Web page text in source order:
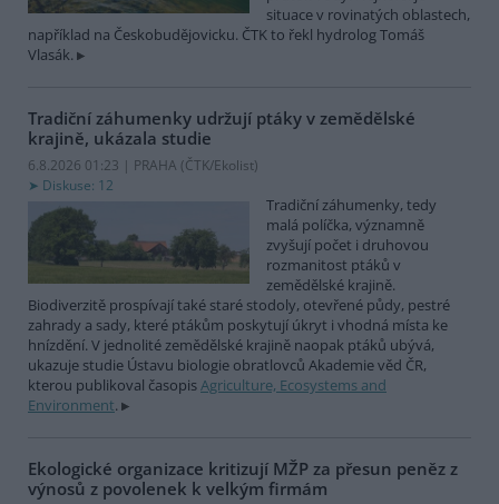
situace v rovinatých oblastech,
například na Českobudějovicku. ČTK to řekl hydrolog Tomáš
Vlasák.
Tradiční záhumenky udržují ptáky v zemědělské
krajině, ukázala studie
6.8.2026 01:23 | PRAHA (ČTK/Ekolist)
Diskuse: 12
Tradiční záhumenky, tedy
malá políčka, významně
zvyšují počet i druhovou
rozmanitost ptáků v
zemědělské krajině.
Biodiverzitě prospívají také staré stodoly, otevřené půdy, pestré
zahrady a sady, které ptákům poskytují úkryt i vhodná místa ke
hnízdění. V jednolité zemědělské krajině naopak ptáků ubývá,
ukazuje studie Ústavu biologie obratlovců Akademie věd ČR,
kterou publikoval časopisAgriculture, Ecosystems and
Environment.
Ekologické organizace kritizují MŽP za přesun peněz z
výnosů z povolenek k velkým firmám